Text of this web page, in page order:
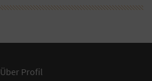
Über Profil